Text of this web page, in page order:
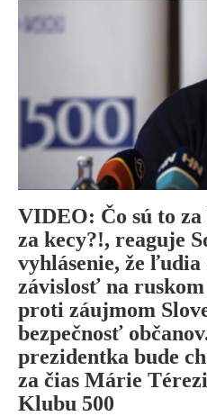
VIDEO: Čo sú to za
za kecy?!, reaguje
vyhlásenie, že
závislosť na
proti záujmom
bezpečnosť
prezidentka bude
za čias Márie
Klubu 500